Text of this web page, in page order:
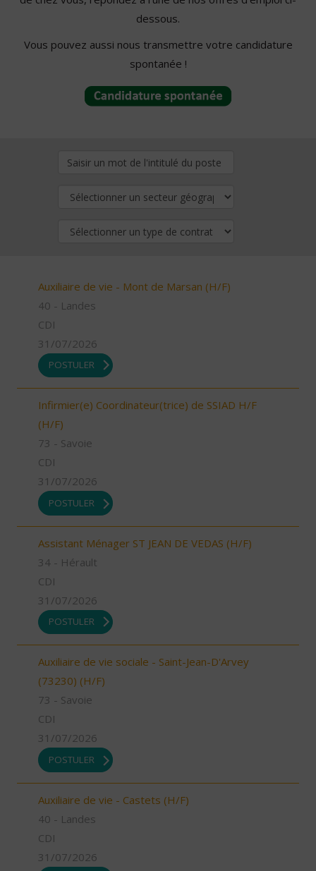
dessous.
Vous pouvez aussi nous transmettre votre candidature
spontanée !
Auxiliaire de vie - Mont de Marsan (H/F)
40 - Landes
CDI
31/07/2026
POSTULER
Infirmier(e) Coordinateur(trice) de SSIAD H/F
(H/F)
73 - Savoie
CDI
31/07/2026
POSTULER
Assistant Ménager ST JEAN DE VEDAS (H/F)
34 - Hérault
CDI
31/07/2026
POSTULER
Auxiliaire de vie sociale - Saint-Jean-D'Arvey
(73230) (H/F)
73 - Savoie
CDI
31/07/2026
POSTULER
Auxiliaire de vie - Castets (H/F)
40 - Landes
CDI
31/07/2026